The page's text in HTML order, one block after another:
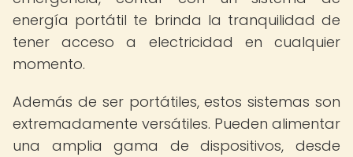
energía portátil te brinda la tranquilidad de
tener acceso a electricidad en cualquier
momento.
Además de ser portátiles, estos sistemas son
extremadamente versátiles. Pueden alimentar
una amplia gama de dispositivos, desde